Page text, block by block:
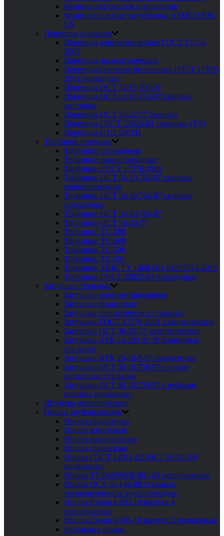
Фланцы для сосудов и аппаратов
Фланцы стальные зарубежные ASME/ANSI,
EN
Переходы стальные
Переходы концентрические ГОСТ 17378-
2001
Переходы эксцентрические
Переходы стальные бесшовные ГОСТ 17378-
2001 приварные
Переходы ОСТ 34.10.700-97
Переходы ОСТ 34.10-753-97 сварные
листовые
Переходы ОСТ 36-22-77 сварные
Переходы ГОСТ 22826-83 точечные (ТД)
Переходы СТО ЦКТИ
Тройники стальные
Тройники переходные
Тройники равнопроходные
Тройники ГОСТ 17376-2001
Тройники ОСТ 34 10.762-97 сварные
равнопроходные
Тройники ОСТ 34 10.764-97 сварные
переходные
Тройники ОСТ 34 10.764-97
Тройники ОСТ 36-23-77
Тройники ТС-588
Тройники ТС-589
Тройники ТС-590
Тройники ТС-591
Тройники ТШС ТУ 1468-001-61257374-2015
Тройники ГОСТ 22822-83 переходные
Заглушки стальные
Заглушки плоские приварные
Заглушки фланцевые
Заглушки эллиптические стальные
Заглушки ГОСТ 17379-2001 эллиптические
Заглушки ОСТ 36-25-77 эллиптические
Заглушки АТК 24.200 02 90 фланцевые
стальные
Заглушки АТК 26-18-5-93 поворотные
Заглушки ОСТ 34 10.758-97 плоские
приварные стальные
Заглушки ОСТ 34 10.759-97 с ребрами
плоские приварные
Штуцера металлические
Опоры трубопроводов
Опоры подвижные
Опоры хомутовые
Опоры неподвижные
Опоры подвесные
Опоры ГОСТ 14911-82 (ОСТ 36-94-83)
подвижные
Опоры ТУ-04698606-001-04 неподвижные
Опоры ОСТ 36-146-88 стальных
технологических трубопроводов
Опоры Серия 4.903-10 выпуск 4
неподвижные
Опоры Серия 4.903-10 выпуск 5 подвижные
Бугельные опоры